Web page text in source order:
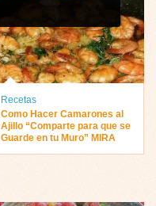
Recetas
Como Hacer Camarones al
Ajillo “Comparte para que se
Guarde en tu Muro” MIRA